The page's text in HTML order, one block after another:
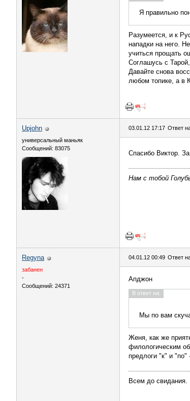
Я правильно
Разумеется, и к
нападки на него.
учиться прощать
Соглашусь с
Давайте снова
любом топике, а в
Upjohn
универсальный маньяк
Сообщений: 83075
03.01.12 17:17 Ответ
Спасибо Виктор.
Нам с тобой
Regyna
забанен
-
Сообщений: 24371
04.01.12 00:49 Ответ
Апджон
В ответ на:
Мы по вам
Женя, как же
филологическим
предлоги "к" и "по"
Всем до свидания.